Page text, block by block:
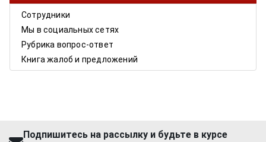
Сотрудники
Мы в социальных сетях
Рубрика вопрос-ответ
Книга жалоб и предложений
Подпишитесь на рассылку и будьте в курсе